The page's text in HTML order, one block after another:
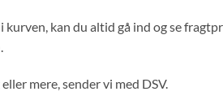
kurven, kan du altid gå ind og se
mere, sender vi med DSV.